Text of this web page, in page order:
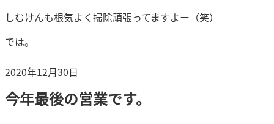
しむけんも根気よく掃除頑張ってますよー（笑）
では。
投
日:
2020年12月30日
今年最後の営業です。